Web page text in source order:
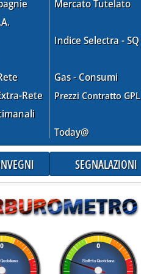
Areti '
Rete
Mercato Tutelato
Indice Selectra - SQ
Gas - Consumi
Prezzi Contratto GPL
Today@
SEGNALAZIONI